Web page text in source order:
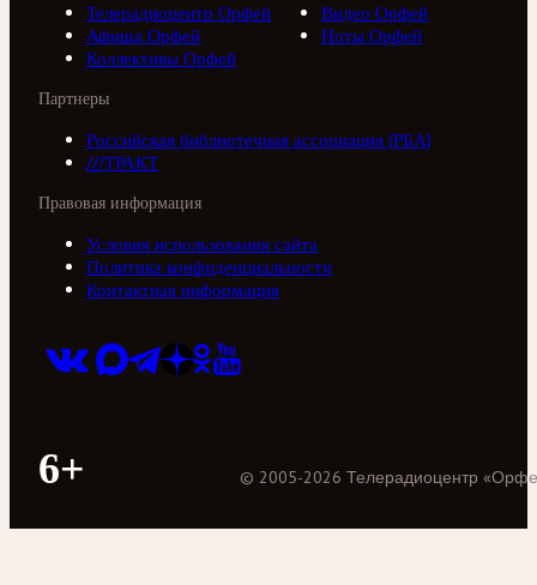
Телерадиоцентр Орфей
Видео Орфей
Афиша Орфей
Ноты Орфей
Коллективы Орфей
Партнеры
Российская библиотечная ассоциация (РБА)
///ТРАКТ
Правовая информация
Условия использования сайта
Политика конфиденциальности
Контактная информация
6+ © 2005-2026 Телерадиоцентр